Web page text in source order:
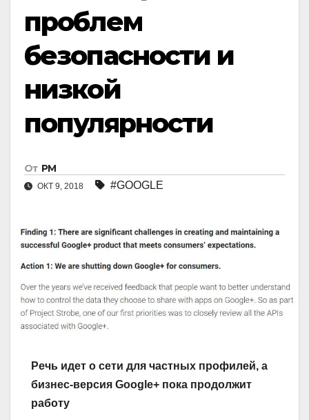
проблем
безопасности и
низкой
популярности
От РМ
ОКТ 9, 2018 #GOOGLE
Речь идет о сети для частных профилей, а
бизнес-версия Google+ пока продолжит
работу